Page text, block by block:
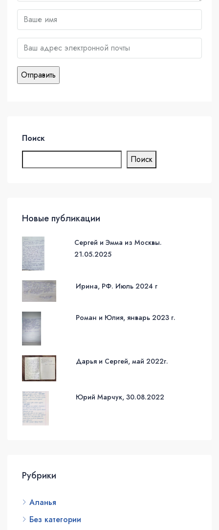
Поиск
Поиск
Новые публикации
Сергей и Эмма из Москвы.
21.05.2025
Ирина, РФ. Июль 2024 г
Роман и Юлия, январь 2023 г.
Дарья и Сергей, май 2022г.
Юрий Марчук, 30.08.2022
Рубрики
Аланья
Без категории